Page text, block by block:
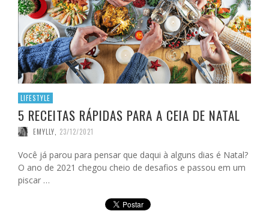
LIFESTYLE
5 RECEITAS RÁPIDAS PARA A CEIA DE NATAL
EMYLLY 23/12/2021
Você já parou para pensar que daqui à alguns dias é Natal?
O ano de 2021 chegou cheio de desafios e passou em um
piscar …